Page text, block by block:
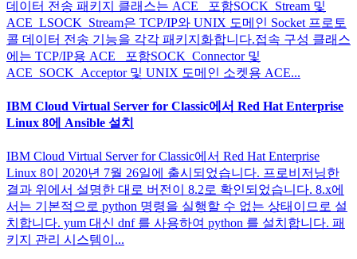
데이터 전송 패키지 클래스는 ACE_ 포함SOCK_Stream 및
ACE_LSOCK_Stream은 TCP/IP와 UNIX 도메인 Socket 프로토
콜 데이터 전송 기능을 각각 패키지화합니다.접속 구성 클래스
에는 TCP/IP용 ACE_ 포함SOCK_Connector 및
ACE_SOCK_Acceptor 및 UNIX 도메인 소켓용 ACE...
IBM Cloud Virtual Server for Classic에서 Red Hat Enterprise
Linux 8에 Ansible 설치
IBM Cloud Virtual Server for Classic에서 Red Hat Enterprise
Linux 8이 2020년 7월 26일에 출시되었습니다. 프로비저닝한
결과 위에서 설명한 대로 버전이 8.2로 확인되었습니다. 8.x에
서는 기본적으로 python 명령을 실행할 수 없는 상태이므로 설
치합니다. yum 대신 dnf 를 사용하여 python 를 설치합니다. 패
키지 관리 시스템이...